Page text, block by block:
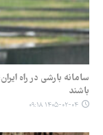
سامانه بارشی در راه
باشند
۱۴۰۵-۰۲-۰۴ ۰۹:۱۸